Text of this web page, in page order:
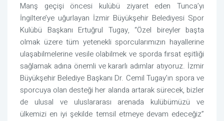
Manş geçişi öncesi kulübü ziyaret eden Tunca’yı
İngiltere’ye uğurlayan İzmir Büyükşehir Belediyesi Spor
Kulübü Başkanı Ertuğrul Tugay, “Özel bireyler başta
olmak üzere tüm yetenekli sporcularımızın hayallerine
ulaşabilmelerine vesile olabilmek ve sporda fırsat eşitliği
sağlamak adına önemli ve kararlı adımlar atıyoruz. İzmir
Büyükşehir Belediye Başkanı Dr. Cemil Tugay’ın spora ve
sporcuya olan desteği her alanda artarak sürecek, bizler
de ulusal ve uluslararası arenada kulübümüzü ve
ülkemizi en iyi şekilde temsil etmeye devam edeceğiz”